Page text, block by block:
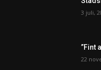
3 juli,
”Fint
22